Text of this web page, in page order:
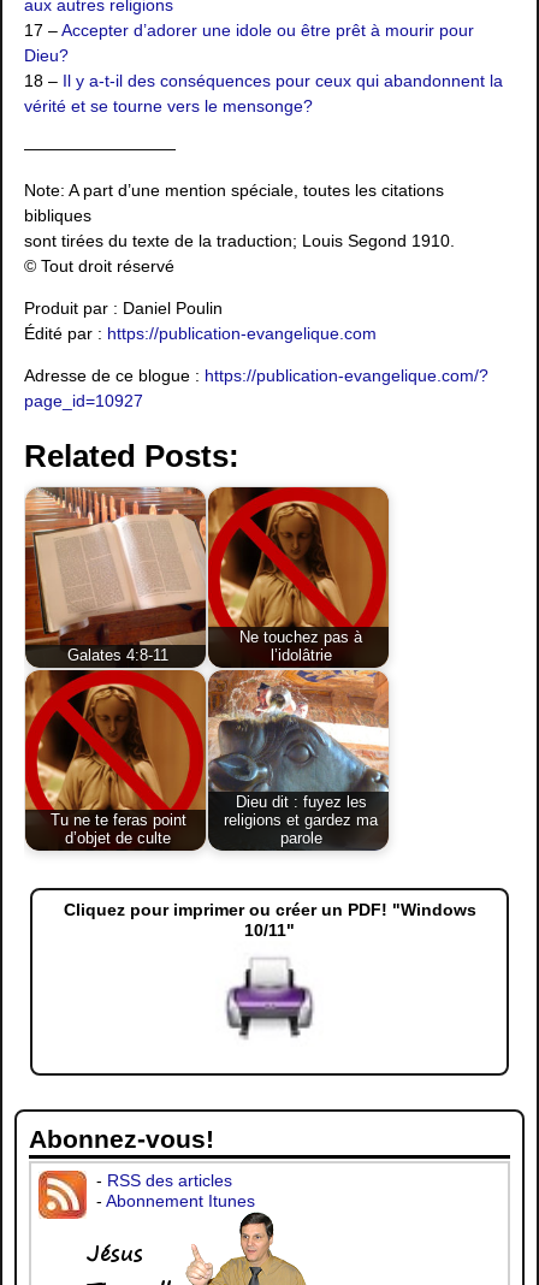
aux autres religions
17 –Accepter d’adorer une idole ou être prêt à mourir pour
Dieu?
18 – Il y a-t-il des conséquences pour ceux qui abandonnent la
vérité et se tourne vers le mensonge?
—————————
Note: A part d’une mention spéciale, toutes les citations
bibliques
sont tirées du texte de la traduction; Louis Segond 1910.
© Tout droit réservé
Produit par : Daniel Poulin
Édité par : https://publication-evangelique.com
Adresse de ce blogue : https://publication-evangelique.com/?
page_id=10927
Related Posts:
Galates 4:8-11
Ne touchez pas à
l’idolâtrie
Tu ne te feras point
d’objet de culte
Dieu dit : fuyez les
religions et gardez ma
parole
Cliquez pour imprimer ou créer un PDF! "Windows
10/11"
Abonnez-vous!
- RSS des articles
-Abonnement Itunes